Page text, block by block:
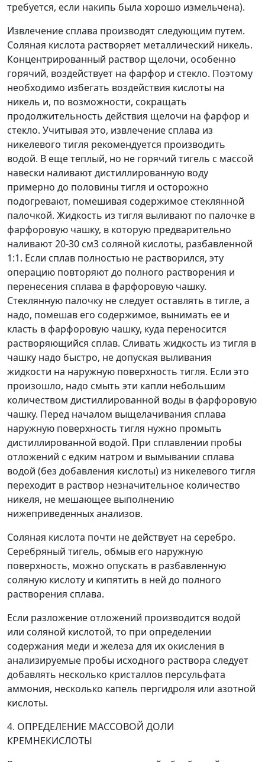
требуется, если накипь была хорошо измельчена).
Извлечение сплава производят следующим путем.
Соляная кислота растворяет металлический никель.
Концентрированный раствор щелочи, особенно
горячий, воздействует на фарфор и стекло. Поэтому
необходимо избегать воздействия кислоты на
никель и, по возможности, сокращать
продолжительность действия щелочи на фарфор и
стекло. Учитывая это, извлечение сплава из
никелевого тигля рекомендуется производить
водой. В еще теплый, но не горячий тигель с массой
навески наливают дистиллированную воду
примерно до половины тигля и осторожно
подогревают, помешивая содержимое стеклянной
палочкой. Жидкость из тигля выливают по палочке в
фарфоровую чашку, в которую предварительно
наливают 20-30 см3 соляной кислоты, разбавленной
1:1. Если сплав полностью не растворился, эту
операцию повторяют до полного растворения и
перенесения сплава в фарфоровую чашку.
Стеклянную палочку не следует оставлять в тигле, а
надо, помешав его содержимое, вынимать ее и
класть в фарфоровую чашку, куда переносится
растворяющийся сплав. Сливать жидкость из тигля в
чашку надо быстро, не допуская выливания
жидкости на наружную поверхность тигля. Если это
произошло, надо смыть эти капли небольшим
количеством дистиллированной воды в фарфоровую
чашку. Перед началом выщелачивания сплава
наружную поверхность тигля нужно промыть
дистиллированной водой. При сплавлении пробы
отложений с едким натром и вымывании сплава
водой (без добавления кислоты) из никелевого тигля
переходит в раствор незначительное количество
никеля, не мешающее выполнению
нижеприведенных анализов.
Соляная кислота почти не действует на серебро.
Серебряный тигель, обмыв его наружную
поверхность, можно опускать в разбавленную
соляную кислоту и кипятить в ней до полного
растворения сплава.
Если разложение отложений производится водой
или соляной кислотой, то при определении
содержания меди и железа для их окисления в
анализируемые пробы исходного раствора следует
добавлять несколько кристаллов персульфата
аммония, несколько капель пергидроля или азотной
кислоты.
4. ОПРЕДЕЛЕНИЕ МАССОВОЙ ДОЛИ
КРЕМНЕКИСЛОТЫ